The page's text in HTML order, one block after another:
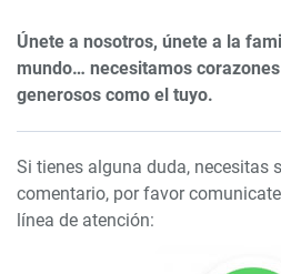
Únete a nosotros, únete a la
mundo… necesitamos
generosos como el tuyo.
Si tienes alguna duda, necesitas
comentario, por favor
línea de atención: